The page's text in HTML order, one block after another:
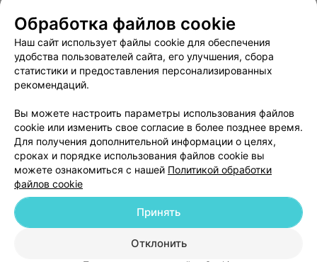
Медицинский маркетинг
Публичный договор
Пользовательское соглашение
Способы оплаты
Вакансии
Партнеры
Написать в поддержку
Персональные настройки cookie
Обработка персональных данных
Обработка файлов cookie
Наш сайт использует файлы cookie для обеспечения
удобства пользователей сайта, его улучшения, сбора
статистики и предоставления персонализированных
рекомендаций.
Вы можете настроить параметры использования файлов
cookie или изменить свое согласие в более позднее время.
Для получения дополнительной информации о целях,
сроках и порядке использования файлов cookie вы
можете ознакомиться с нашей Политикой обработки
файлов cookie
Отклонить
Принять